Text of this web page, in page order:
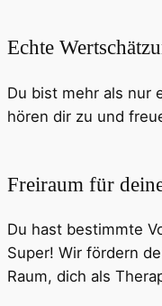
Echte
Du bist mehr als nur
hören dir zu und
Freiraum für
Du hast bestimmte
Super! Wir fördern
Raum, dich als